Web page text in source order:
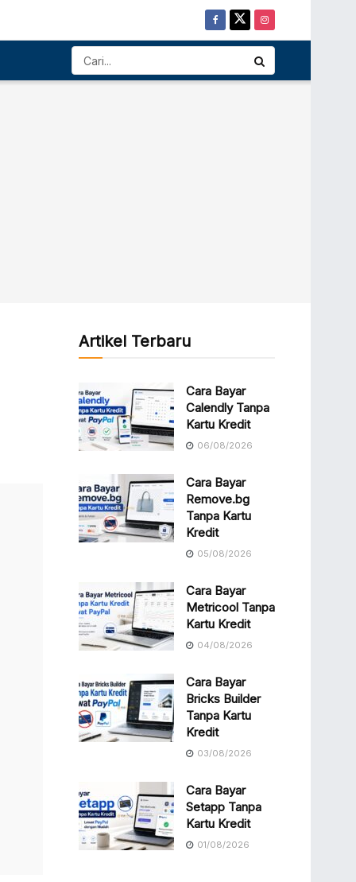
Artikel Terbaru
Cara Bayar
Calendly Tanpa
Kartu Kredit
06/08/2026
Cara Bayar
Remove.bg
Tanpa Kartu
Kredit
05/08/2026
Cara Bayar
Metricool Tanpa
Kartu Kredit
04/08/2026
Cara Bayar
Bricks Builder
Tanpa Kartu
Kredit
03/08/2026
Cara Bayar
Setapp Tanpa
Kartu Kredit
01/08/2026